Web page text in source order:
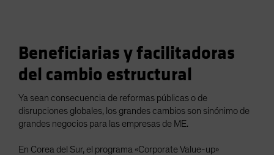
Beneficiarias y facilitadoras
del cambio estructural
Ya sean consecuencia de reformas públicas o de
disrupciones globales, los grandes cambios son sinónimo de
grandes negocios para las empresas de ME.
En Corea del Sur, el programa «Corporate Value-up»